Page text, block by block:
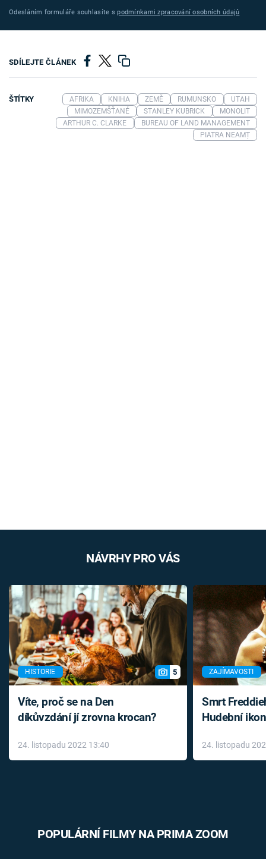
Odesláním formuláře souhlasíte spodmínkami zpracování osobních údajů
SDÍLEJTE ČLÁNEK
ŠTÍTKY AFRIKA KNIHA ZEMĚ RUMUNSKO
UTAH
MIMOZEMŠŤANÉ
STANLEY KUBRICK
MONOLIT
ARTHUR C. CLARKE
BUREAU OF LAND MANAGEMENT
PIATRA NEAMȚ
NÁVRHY PRO VÁS
HISTORIE 5
Víte, proč se na Den
díkůvzdání jí zrovna krocan?
24. listopadu 2022 13:40
ZAJÍMAVOSTI
Smrt
Hudební
léky
24. listopadu
POPULÁRNÍ FILMY NA PRIMA ZOOM